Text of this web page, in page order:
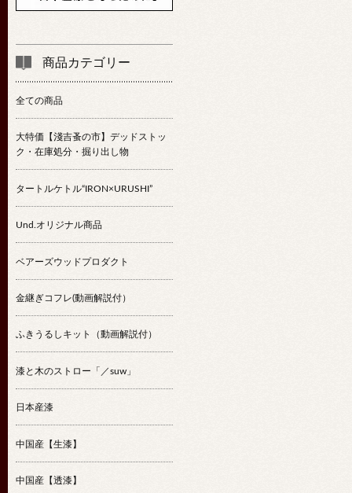
商品カテゴリー
全ての商品
大特価【淺吉蚤の市】デッドストッ
ク・在庫処分・掘り出し物
タートルケトル“IRON×URUSHI”
Und.オリジナル商品
ベアーズウッドプロダクト
金継ぎコフレ(動画解説付）
ふきうるしキット（動画解説付）
漆と木のストロー「／suw」
日本産漆
中国産【生漆】
中国産【透漆】